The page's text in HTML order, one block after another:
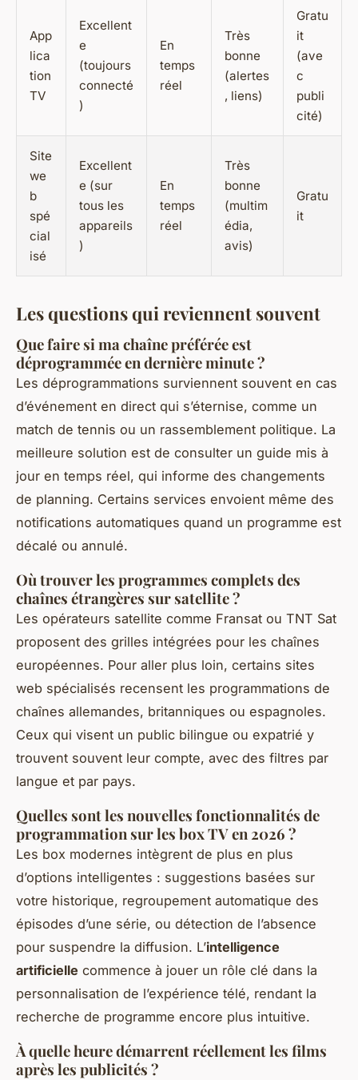
App
lica
tion
TV
Excellent
e
(toujours
connecté
)
En
temps
réel
Très
bonne
(alertes
, liens)
Gratu
it
(ave
c
publi
cité)
Site
we
b
spé
cial
isé
Excellent
e (sur
tous les
appareils
)
En
temps
réel
Très
bonne
(multim
édia,
avis)
Gratu
it
Les questions qui reviennent souvent
Que faire si ma chaîne préférée est
déprogrammée en dernière minute ?
Les déprogrammations surviennent souvent en cas
d’événement en direct qui s’éternise, comme un
match de tennis ou un rassemblement politique. La
meilleure solution est de consulter un guide mis à
jour en temps réel, qui informe des changements
de planning. Certains services envoient même des
notifications automatiques quand un programme est
décalé ou annulé.
Où trouver les programmes complets des
chaînes étrangères sur satellite ?
Les opérateurs satellite comme Fransat ou TNT Sat
proposent des grilles intégrées pour les chaînes
européennes. Pour aller plus loin, certains sites
web spécialisés recensent les programmations de
chaînes allemandes, britanniques ou espagnoles.
Ceux qui visent un public bilingue ou expatrié y
trouvent souvent leur compte, avec des filtres par
langue et par pays.
Quelles sont les nouvelles fonctionnalités de
programmation sur les box TV en 2026 ?
Les box modernes intègrent de plus en plus
d’options intelligentes : suggestions basées sur
votre historique, regroupement automatique des
épisodes d’une série, ou détection de l’absence
pour suspendre la diffusion. L’intelligence
artificielle commence à jouer un rôle clé dans la
personnalisation de l’expérience télé, rendant la
recherche de programme encore plus intuitive.
À quelle heure démarrent réellement les films
après les publicités ?